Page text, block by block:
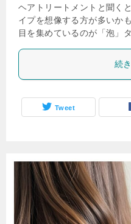
ヘアトリートメントと聞く
イプを想像する方が多いか
目を集めているのが「泡」
続
Tweet